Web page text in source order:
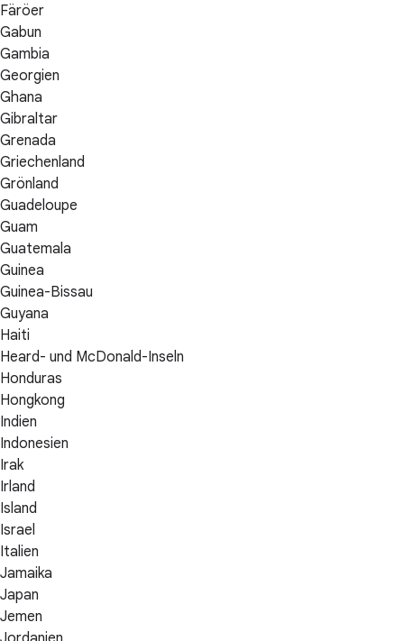
Färöer
Gabun
Gambia
Georgien
Ghana
Gibraltar
Grenada
Griechenland
Grönland
Guadeloupe
Guam
Guatemala
Guinea
Guinea-Bissau
Guyana
Haiti
Heard- und McDonald-Inseln
Honduras
Hongkong
Indien
Indonesien
Irak
Irland
Island
Israel
Italien
Jamaika
Japan
Jemen